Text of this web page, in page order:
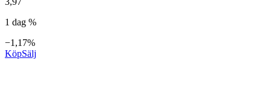
1 dag %
−1,17%
KöpSälj